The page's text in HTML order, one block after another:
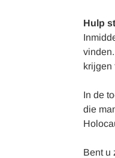
Hulp
krijgen
In de
die
Bent u